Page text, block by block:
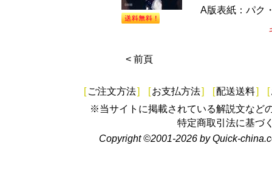
A版表紙：パク
< 前頁
[ ご注文方法] [お支払方法] [配送送料] [
※当サイトに掲載されている解説文など
特定商取引法に基づ
Copyright ©2001-2026 by Quick-